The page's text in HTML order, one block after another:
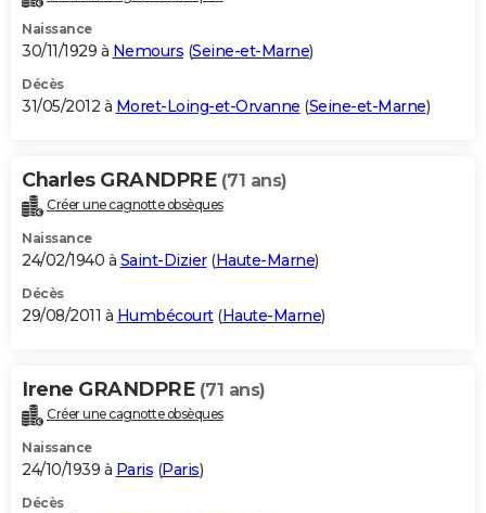
Naissance
30/11/1929 à Nemours (Seine-et-Marne)
Décès
31/05/2012 à Moret-Loing-et-Orvanne (Seine-et-Marne)
Charles GRANDPRE (71 ans)
Créer une cagnotte obsèques
Naissance
24/02/1940 à Saint-Dizier(Haute-Marne)
Décès
29/08/2011 à Humbécourt(Haute-Marne)
Irene GRANDPRE (71 ans)
Créer une cagnotte obsèques
Naissance
24/10/1939 à Paris (Paris)
Décès